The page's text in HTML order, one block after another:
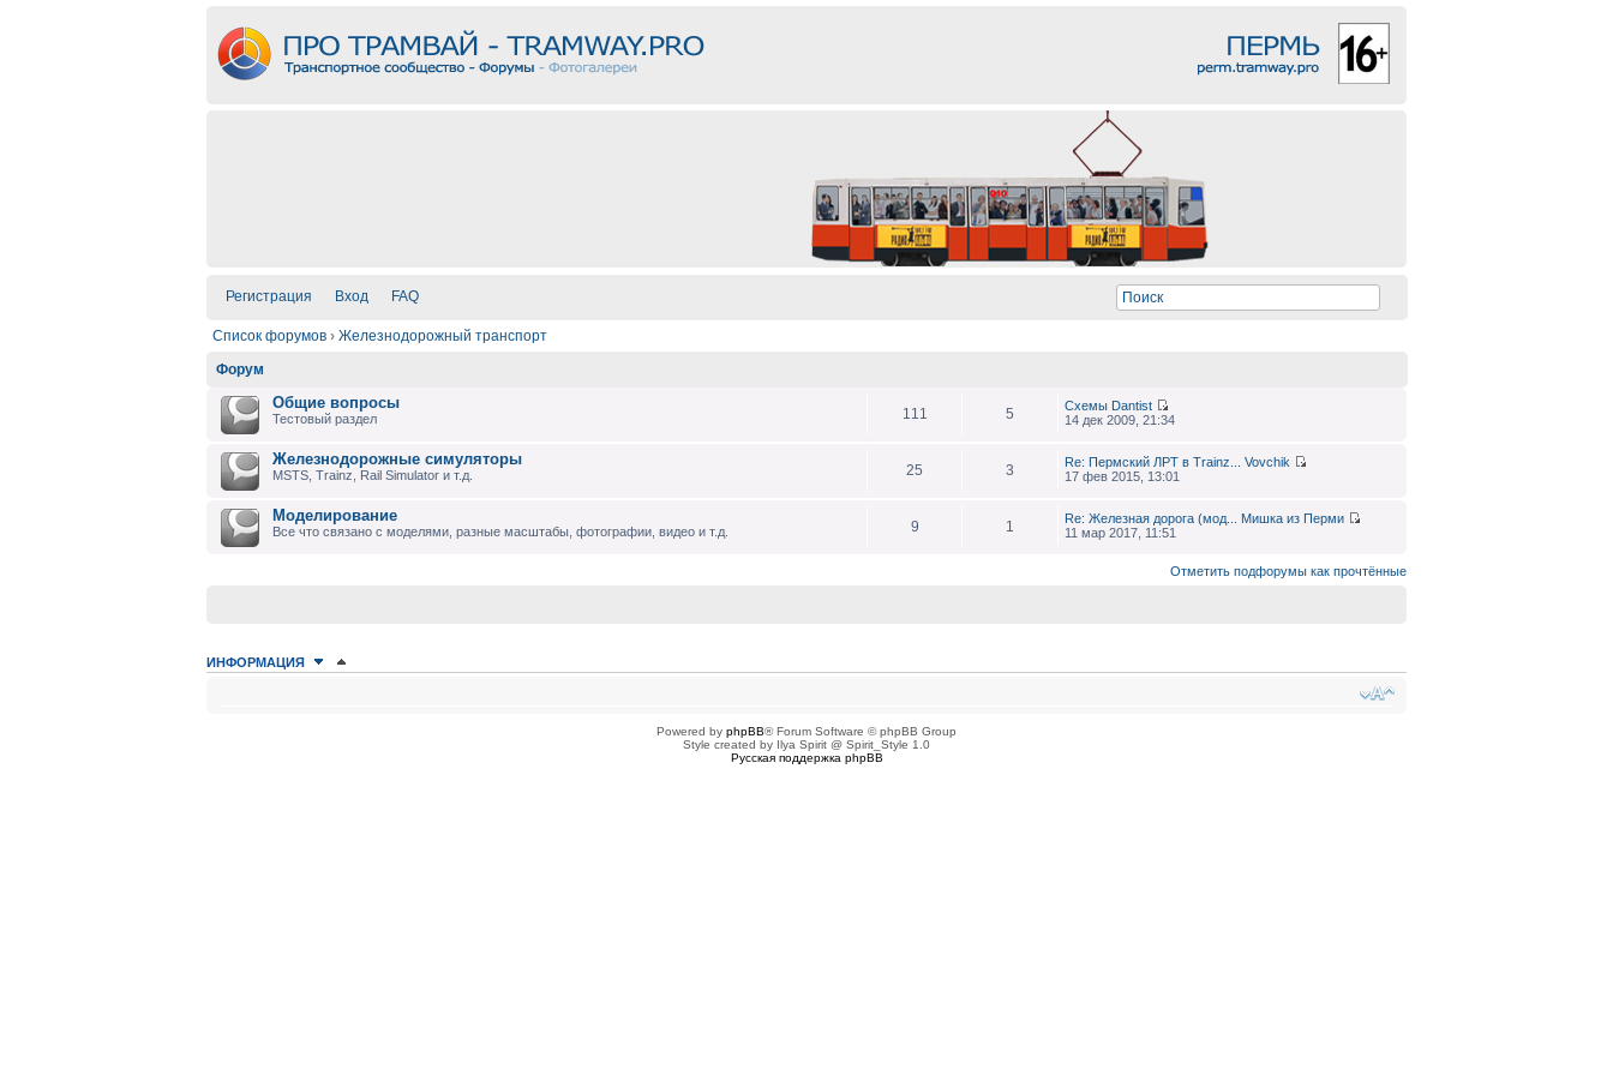
Регистрация Вход FAQ
Список форумов › Железнодорожный транспорт
Форум
Общие вопросы
Тестовый раздел 111 5 Схемы Dantist
14 дек 2009, 21:34
Железнодорожные симуляторы
MSTS, Trainz, Rail Simulator и т.д. 25 3 Re: Пермский ЛРТ в Trainz...
Vovchik
17 фев 2015, 13:01
Моделирование
Все что связано с моделями, разные масштабы, фотографии, видео и т.д. 9 1 Re: Железная дорога (мод...
Мишка из Перми
11 мар 2017, 11:51
Отметить подфорумы как прочтённые
ИНФОРМАЦИЯ
Сейчас этот форум просматривают: нет зарегистрированных пользователейPowered by phpBB® Forum Software © phpBB Group
Style created by Ilya Spirit @ Spirit_Style 1.0
Русская поддержка phpBB